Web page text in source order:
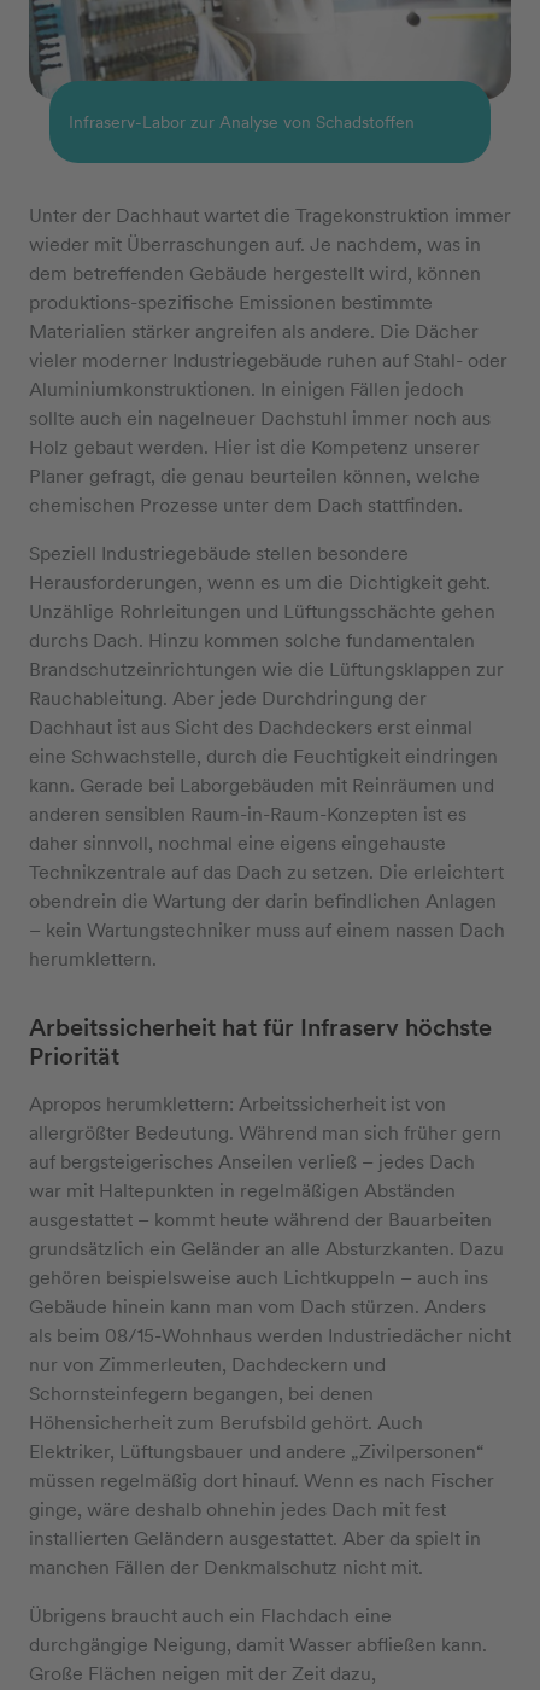
Infraserv-Labor zur Analyse von Schadstoffen
Unter der Dachhaut wartet die Tragekonstruktion immer
wieder mit Überraschungen auf. Je nachdem, was in
dem betreffenden Gebäude hergestellt wird, können
produktions-spezifische Emissionen bestimmte
Materialien stärker angreifen als andere. Die Dächer
vieler moderner Industriegebäude ruhen auf Stahl- oder
Aluminiumkonstruktionen. In einigen Fällen jedoch
sollte auch ein nagelneuer Dachstuhl immer noch aus
Holz gebaut werden. Hier ist die Kompetenz unserer
Planer gefragt, die genau beurteilen können, welche
chemischen Prozesse unter dem Dach stattfinden.
Speziell Industriegebäude stellen besondere
Herausforderungen, wenn es um die Dichtigkeit geht.
Unzählige Rohrleitungen und Lüftungsschächte gehen
durchs Dach. Hinzu kommen solche fundamentalen
Brandschutzeinrichtungen wie die Lüftungsklappen zur
Rauchableitung. Aber jede Durchdringung der
Dachhaut ist aus Sicht des Dachdeckers erst einmal
eine Schwachstelle, durch die Feuchtigkeit eindringen
kann. Gerade bei Laborgebäuden mit Reinräumen und
anderen sensiblen Raum-in-Raum-Konzepten ist es
daher sinnvoll, nochmal eine eigens eingehauste
Technikzentrale auf das Dach zu setzen. Die erleichtert
obendrein die Wartung der darin befindlichen Anlagen
– kein Wartungstechniker muss auf einem nassen Dach
herumklettern.
Arbeitssicherheit hat für Infraserv höchste
Priorität
Apropos herumklettern: Arbeitssicherheit ist von
allergrößter Bedeutung. Während man sich früher gern
auf bergsteigerisches Anseilen verließ – jedes Dach
war mit Haltepunkten in regelmäßigen Abständen
ausgestattet – kommt heute während der Bauarbeiten
grundsätzlich ein Geländer an alle Absturzkanten. Dazu
gehören beispielsweise auch Lichtkuppeln – auch ins
Gebäude hinein kann man vom Dach stürzen. Anders
als beim 08/15-Wohnhaus werden Industriedächer nicht
nur von Zimmerleuten, Dachdeckern und
Schornsteinfegern begangen, bei denen
Höhensicherheit zum Berufsbild gehört. Auch
Elektriker, Lüftungsbauer und andere „Zivilpersonen“
müssen regelmäßig dort hinauf. Wenn es nach Fischer
ginge, wäre deshalb ohnehin jedes Dach mit fest
installierten Geländern ausgestattet. Aber da spielt in
manchen Fällen der Denkmalschutz nicht mit.
Übrigens braucht auch ein Flachdach eine
durchgängige Neigung, damit Wasser abfließen kann.
Große Flächen neigen mit der Zeit dazu,